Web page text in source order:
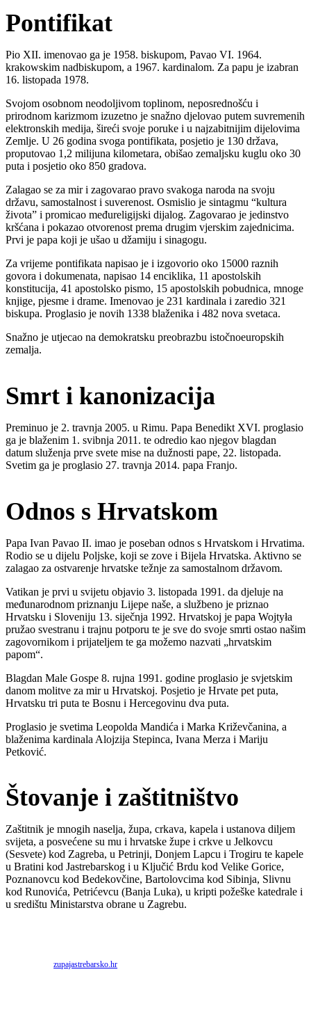
Pontifikat
Pio XII. imenovao ga je 1958. biskupom, Pavao VI. 1964.
krakowskim nadbiskupom, a 1967. kardinalom. Za papu je izabran
16. listopada 1978.
Svojom osobnom neodoljivom toplinom, neposrednošću i
prirodnom karizmom izuzetno je snažno djelovao putem suvremenih
elektronskih medija, šireći svoje poruke i u najzabitnijim dijelovima
Zemlje. U 26 godina svoga pontifikata, posjetio je 130 država,
proputovao 1,2 milijuna kilometara, obišao zemaljsku kuglu oko 30
puta i posjetio oko 850 gradova.
Zalagao se za mir i zagovarao pravo svakoga naroda na svoju
državu, samostalnost i suverenost. Osmislio je sintagmu “kultura
života” i promicao međureligijski dijalog. Zagovarao je jedinstvo
kršćana i pokazao otvorenost prema drugim vjerskim zajednicima.
Prvi je papa koji je ušao u džamiju i sinagogu.
Za vrijeme pontifikata napisao je i izgovorio oko 15000 raznih
govora i dokumenata, napisao 14 enciklika, 11 apostolskih
konstitucija, 41 apostolsko pismo, 15 apostolskih pobudnica, mnoge
knjige, pjesme i drame. Imenovao je 231 kardinala i zaredio 321
biskupa. Proglasio je novih 1338 blaženika i 482 nova svetaca.
Snažno je utjecao na demokratsku preobrazbu istočnoeuropskih
zemalja.
Smrt i kanonizacija
Preminuo je 2. travnja 2005. u Rimu. Papa Benedikt XVI. proglasio
ga je blaženim 1. svibnja 2011. te odredio kao njegov blagdan
datum služenja prve svete mise na dužnosti pape, 22. listopada.
Svetim ga je proglasio 27. travnja 2014. papa Franjo.
Odnos s Hrvatskom
Papa Ivan Pavao II. imao je poseban odnos s Hrvatskom i Hrvatima.
Rodio se u dijelu Poljske, koji se zove i Bijela Hrvatska. Aktivno se
zalagao za ostvarenje hrvatske težnje za samostalnom državom.
Vatikan je prvi u svijetu objavio 3. listopada 1991. da djeluje na
međunarodnom priznanju Lijepe naše, a službeno je priznao
Hrvatsku i Sloveniju 13. siječnja 1992. Hrvatskoj je papa Wojtyła
pružao svestranu i trajnu potporu te je sve do svoje smrti ostao našim
zagovornikom i prijateljem te ga možemo nazvati „hrvatskim
papom“.
Blagdan Male Gospe 8. rujna 1991. godine proglasio je svjetskim
danom molitve za mir u Hrvatskoj. Posjetio je Hrvate pet puta,
Hrvatsku tri puta te Bosnu i Hercegovinu dva puta.
Proglasio je svetima Leopolda Mandića i Marka Križevčanina, a
blaženima kardinala Alojzija Stepinca, Ivana Merza i Mariju
Petković.
Štovanje i zaštitništvo
Zaštitnik je mnogih naselja, župa, crkava, kapela i ustanova diljem
svijeta, a posvećene su mu i hrvatske župe i crkve u Jelkovcu
(Sesvete) kod Zagreba, u Petrinji, Donjem Lapcu i Trogiru te kapele
u Bratini kod Jastrebarskog i u Ključić Brdu kod Velike Gorice,
Poznanovcu kod Bedekovčine, Bartolovcima kod Sibinja, Slivnu
kod Runovića, Petrićevcu (Banja Luka), u kripti požeške katedrale i
u središtu Ministarstva obrane u Zagrebu.
Izvor:zupajastrebarsko.hr